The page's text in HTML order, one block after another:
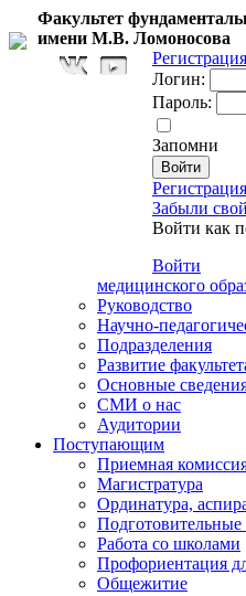
Факультет
имени М.В. Ломоносова
Регистрация
Логин:
Пароль:
Запомни
Регистрация
Забыли
Войти как
Войти
медицинского
Руководство
Научно-
Подразделения
Развитие
Основные
СМИ о нас
Аудитории
Поступающим
Приемная
Магистратура
Ординатура,
Работа со школами
Профориентация
Общежитие